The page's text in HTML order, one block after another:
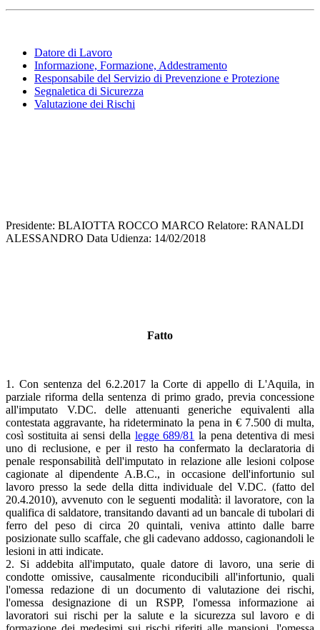
Datore di Lavoro
Informazione, Formazione, Addestramento
Responsabile del Servizio di Prevenzione e Protezione
Segnaletica di Sicurezza
Valutazione dei Rischi
Presidente: BLAIOTTA ROCCO MARCO Relatore: RANALDI
ALESSANDRO Data Udienza: 14/02/2018
Fatto
1. Con sentenza del 6.2.2017 la Corte di appello di L'Aquila, in
parziale riforma della sentenza di primo grado, previa concessione
all'imputato V.DC. delle attenuanti generiche equivalenti alla
contestata aggravante, ha rideterminato la pena in € 7.500 di multa,
così sostituita ai sensi della legge 689/81 la pena detentiva di mesi
uno di reclusione, e per il resto ha confermato la declaratoria di
penale responsabilità dell'imputato in relazione alle lesioni colpose
cagionate al dipendente A.B.C., in occasione dell'infortunio sul
lavoro presso la sede della ditta individuale del V.DC. (fatto del
20.4.2010), avvenuto con le seguenti modalità: il lavoratore, con la
qualifica di saldatore, transitando davanti ad un bancale di tubolari di
ferro del peso di circa 20 quintali, veniva attinto dalle barre
posizionate sullo scaffale, che gli cadevano addosso, cagionandoli le
lesioni in atti indicate.
2. Si addebita all'imputato, quale datore di lavoro, una serie di
condotte omissive, causalmente riconducibili all'infortunio, quali
l'omessa redazione di un documento di valutazione dei rischi,
l'omessa designazione di un RSPP, l'omessa informazione ai
lavoratori sui rischi per la salute e la sicurezza sul lavoro e di